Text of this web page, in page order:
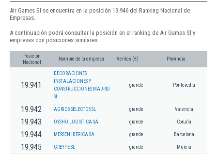
Air Games Sl se encuentra en la posición 19.946 del Ranking Nacional de
Empresas.
A continuación podrá consultar la posición en el ranking de Air Games Sl y
empresas con posiciones similares:
Posición
Nacional
Nombre de la empresa Ventas (€) Provincia
19.941
DECORACIONES
INSTALACIONES Y
CONSTRUCCIONES MADRID
SL
grande Pontevedra
19.942 AGRIOS SELECTOS SL grande Valencia
19.943 OYSHO LOGISTICA SA grande Coruña
19.944 MERSEN IBERICA SA grande Barcelona
19.945 GREYPE SL grande Murcia